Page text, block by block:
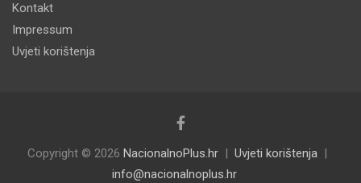
Kontakt
Impressum
Uvjeti korištenja
Copyright © 2026 NacionalnoPlus.hr
Uvjeti korištenja
info@nacionalnoplus.hr